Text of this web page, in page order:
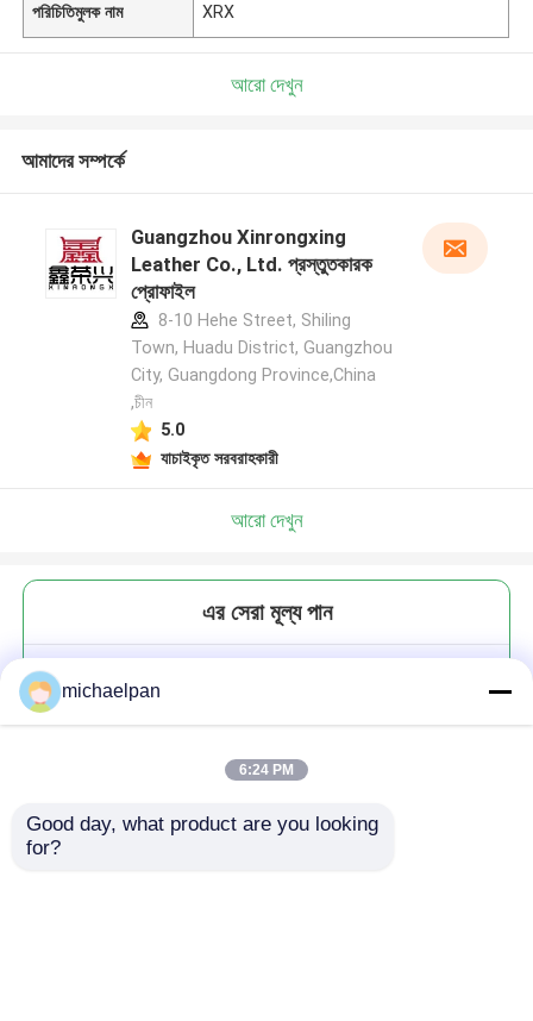
পরিচিতিমুলক নাম XRX
আরো দেখুন
আমাদের সম্পর্কে
Guangzhou Xinrongxing
Leather Co., Ltd. প্রস্তুতকারক
প্রোফাইল
8-10 Hehe Street, Shiling
Town, Huadu District, Guangzhou
City, Guangdong Province,China
,চীন
5.0
যাচাইকৃত সরবরাহকারী
আরো দেখুন
এর সেরা মূল্য পান
michaelpan
6:24 PM
Good day, what product are you looking
for?